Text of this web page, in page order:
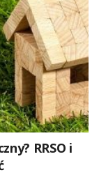
RRSO i